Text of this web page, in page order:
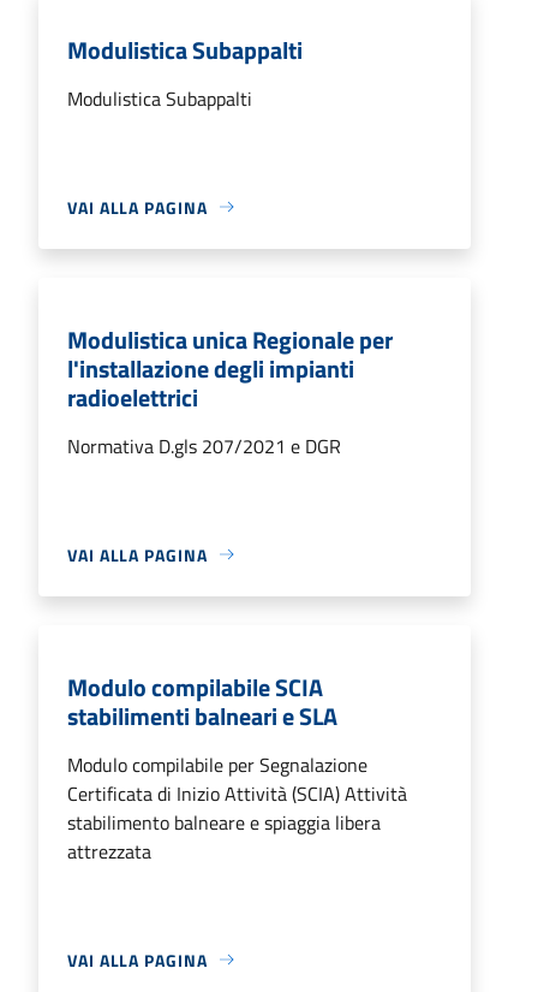
Modulistica Subappalti
Modulistica Subappalti
VAI ALLA PAGINA
Modulistica unica Regionale per
l'installazione degli impianti
radioelettrici
Normativa D.gls 207/2021 e DGR
VAI ALLA PAGINA
Modulo compilabile SCIA
stabilimenti balneari e SLA
Modulo compilabile per Segnalazione
Certificata di Inizio Attività (SCIA) Attività
stabilimento balneare e spiaggia libera
attrezzata
VAI ALLA PAGINA